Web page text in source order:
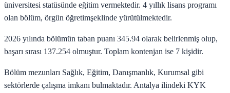
üniversitesi statüsünde eğitim vermektedir. 4 yıllık lisans programı
olan bölüm, örgün öğretimşeklinde yürütülmektedir.
2026 yılında bölümün taban puanı 345.94 olarak belirlenmiş olup,
başarı sırası 137.254 olmuştur. Toplam kontenjan ise 7 kişidir.
Bölüm mezunları Sağlık, Eğitim, Danışmanlık, Kurumsal gibi
sektörlerde çalışma imkanı bulmaktadır. Antalya ilindeki KYK